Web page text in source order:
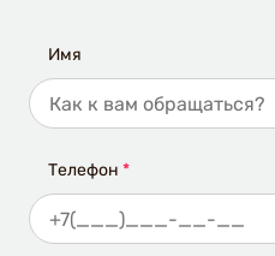
Имя
Телефон *